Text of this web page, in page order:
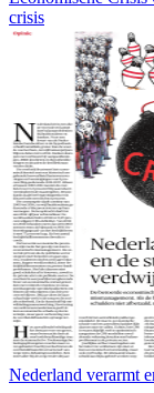
crisis
Nederland verarmt